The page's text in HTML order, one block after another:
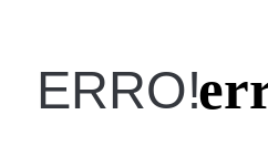
ERRO!